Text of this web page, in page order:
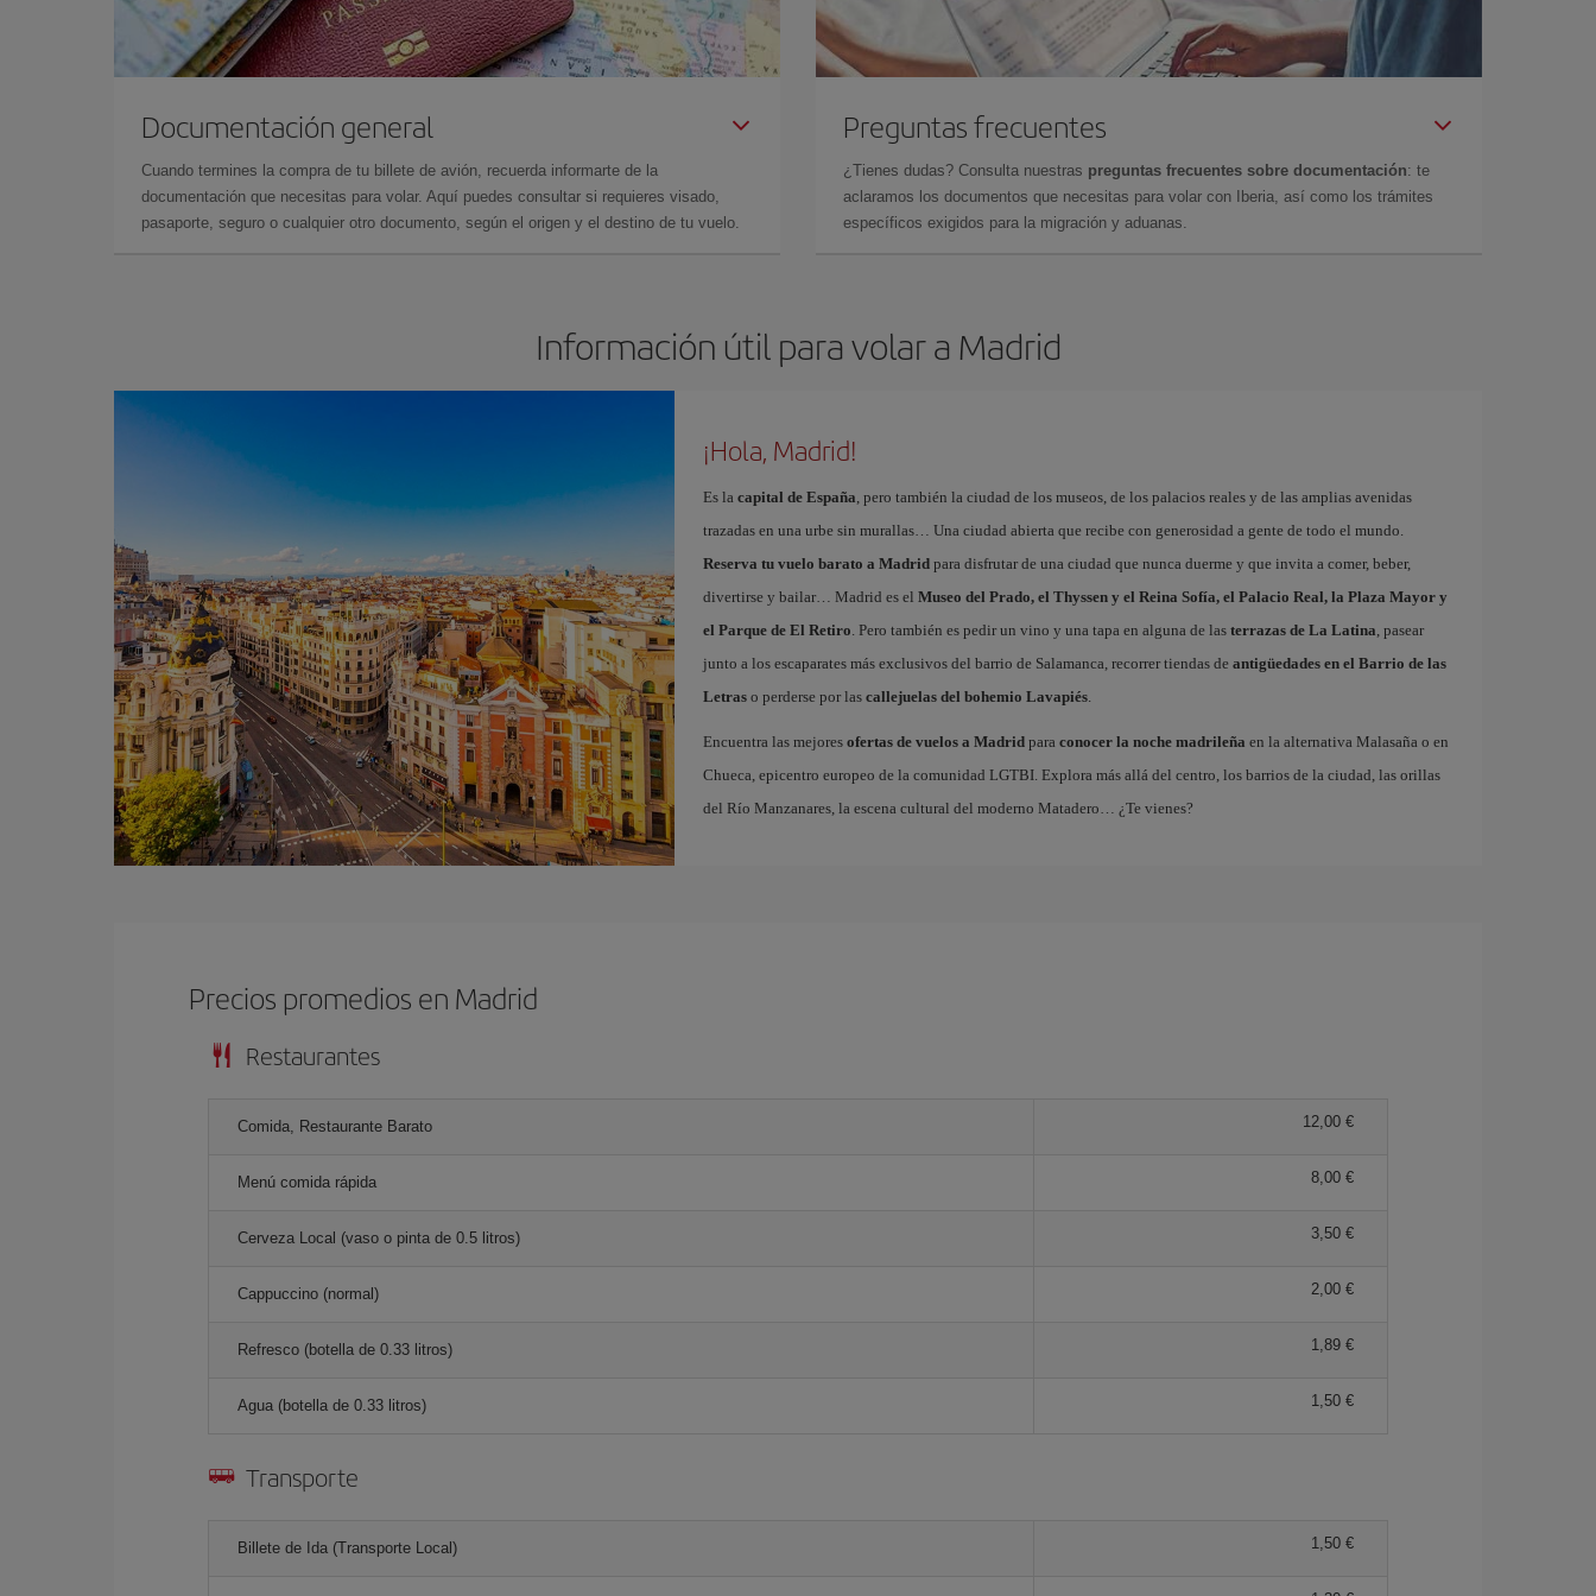
Documentación general
Cuando termines la compra de tu billete de avión, recuerda informarte de la
documentación que necesitas para volar. Aquí puedes consultar si requieres visado,
pasaporte, seguro o cualquier otro documento, según el origen y el destino de tu vuelo.
Preguntas frecuentes
¿Tienes dudas? Consulta nuestras preguntas frecuentes sobre documentación: te
aclaramos los documentos que necesitas para volar con Iberia, así como los trámites
específicos exigidos para la migración y aduanas.
Información útil para volar a Madrid
¡Hola, Madrid!
Es la capital de España, pero también la ciudad de los museos, de los palacios reales y de las amplias avenidas
trazadas en una urbe sin murallas… Una ciudad abierta que recibe con generosidad a gente de todo el mundo.
Reserva tu vuelo barato a Madridpara disfrutar de una ciudad que nunca duerme y que invita a comer, beber,
divertirse y bailar… Madrid es el Museo del Prado, el Thyssen y el Reina Sofía, el Palacio Real, la Plaza Mayor y
el Parque de El Retiro. Pero también es pedir un vino y una tapa en alguna de las terrazas de La Latina, pasear
junto a los escaparates más exclusivos del barrio de Salamanca, recorrer tiendas de antigüedades en el Barrio de las
Letraso perderse por las callejuelas del bohemio Lavapiés.
Encuentra las mejores ofertas de vuelos a Madridpara conocer la noche madrileña en la alternativa Malasaña o en
Chueca, epicentro europeo de la comunidad LGTBI. Explora más allá del centro, los barrios de la ciudad, las orillas
del Río Manzanares, la escena cultural del moderno Matadero… ¿Te vienes?
Precios promedios en Madrid
Restaurantes
Comida, Restaurante Barato 12,00 €
Menú comida rápida 8,00 €
Cerveza Local (vaso o pinta de 0.5 litros) 3,50 €
Cappuccino (normal) 2,00 €
Refresco (botella de 0.33 litros) 1,89 €
Agua (botella de 0.33 litros) 1,50 €
Transporte
Billete de Ida (Transporte Local) 1,50 €